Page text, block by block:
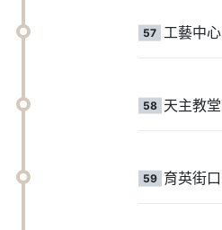
57 工藝中心
58 天主教堂
59 育英街口